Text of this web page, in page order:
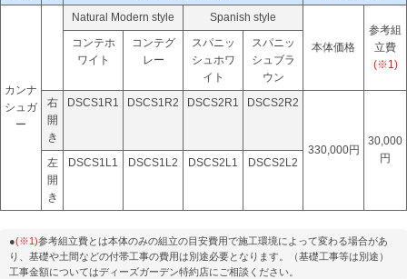
カンナ
シュガ
ー
Natural Modern style Spanish style
本体価格
参考組
立費
(※1)
コンテホ
ワイト
コンテグ
レー
スパニッ
シュホワ
イト
スパニッ
シュブラ
ウン
右
開
き
DSCS1R1 DSCS1R2 DSCS2R1 DSCS2R2
330,000円
30,000
円
左
開
き
DSCS1L1 DSCS1L2 DSCS2L1 DSCS2L2
●(※1)参考組立費とは本体のみの組立の目安費用で施工環境によって変わる場合があ
り、基礎や土間などの付帯工事の費用は別途必要となります。（基礎工事等は別途）
工事金額についてはディーズガーデン特約店にご相談ください。